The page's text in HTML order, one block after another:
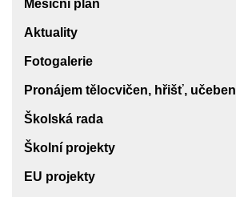
Měsíční plán
Aktuality
Fotogalerie
Pronájem tělocvičen, hřišť, učeben
Školská rada
Školní projekty
EU projekty